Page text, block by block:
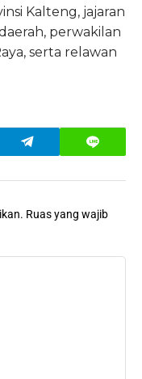
Kalteng, jajaran
perwakilan
serta relawan
Ruas yang wajib